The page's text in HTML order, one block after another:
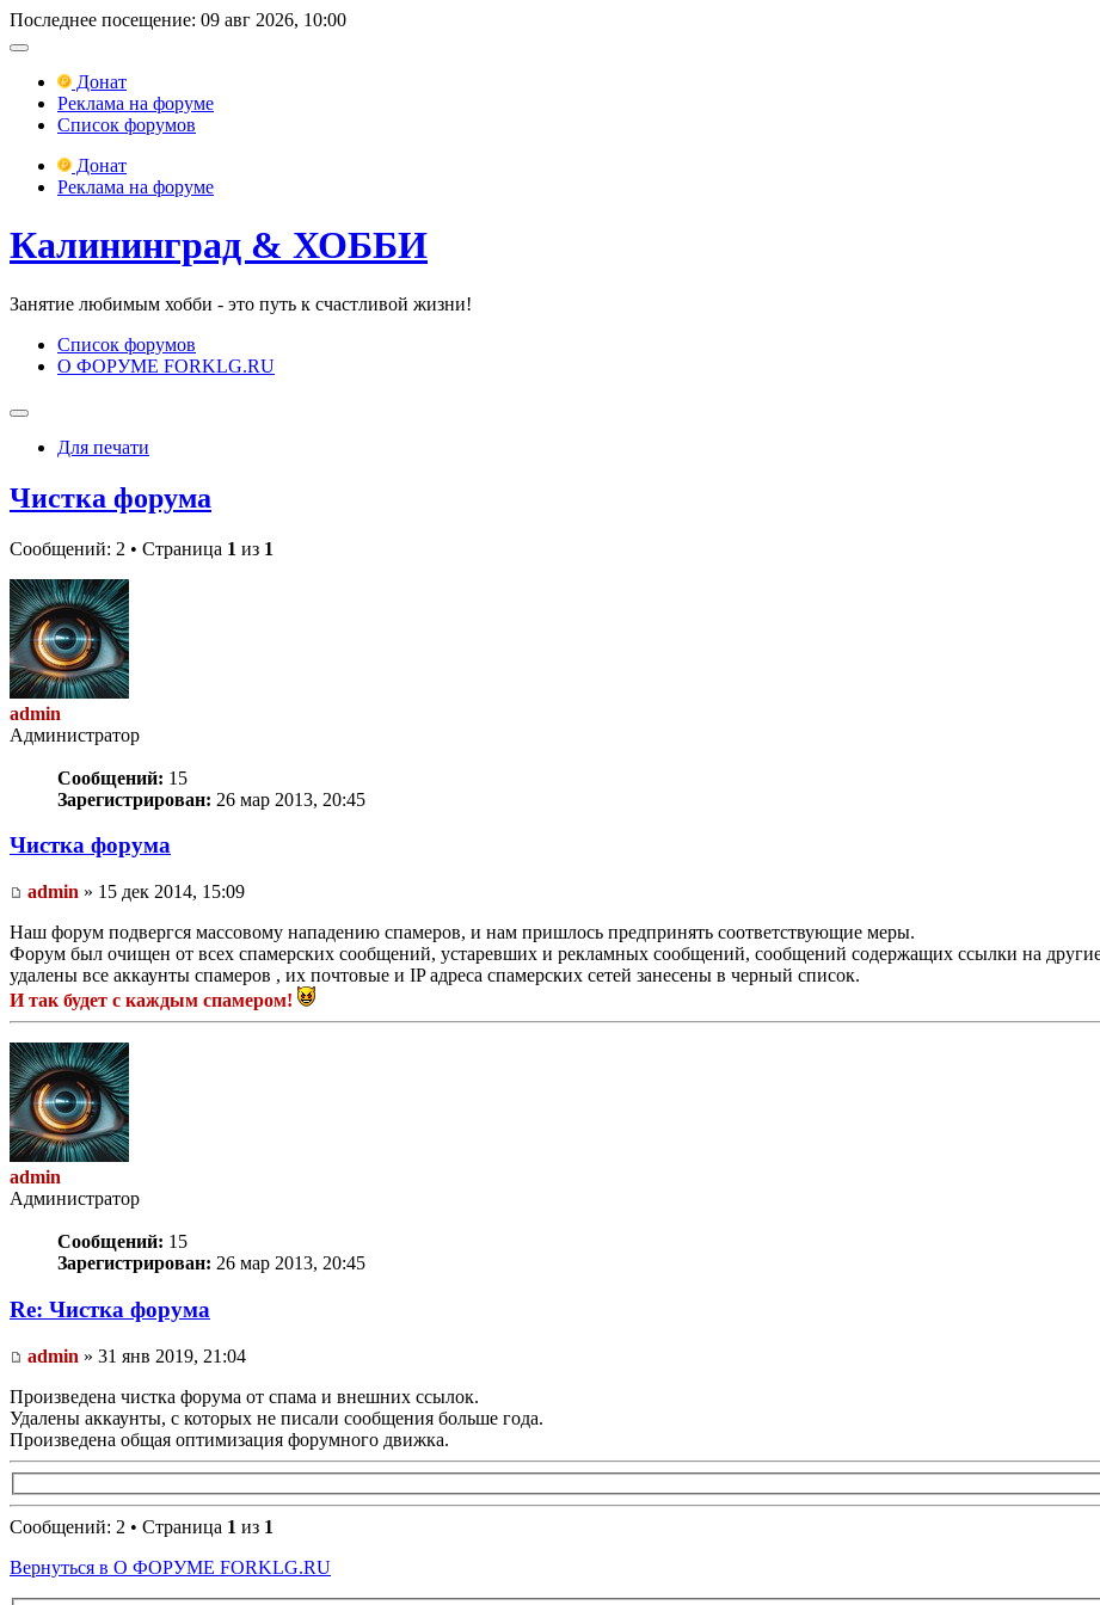
Последнее посещение: 09 авг 2026, 10:00
Донат
Реклама на форуме
Список форумов
Донат
Реклама на форуме
Калининград & ХОББИ
Занятие любимым хобби - это путь к счастливой жизни!
Список форумов
О ФОРУМЕ FORKLG.RU
Для печати
Чистка форума
Сообщений: 2 • Страница 1 из 1
admin
Администратор
Сообщений: 15
Зарегистрирован: 26 мар 2013, 20:45
Чистка форума
admin » 15 дек 2014, 15:09
Наш форум подвергся массовому нападению спамеров, и нам пришлось предпринять соответствующие меры.
Форум был очищен от всех спамерских сообщений, устаревших и рекламных сообщений, сообщений содержащих ссылки на
удалены все аккаунты спамеров , их почтовые и IP адреса спамерских сетей занесены в черный список.
И так будет с каждым спамером!
admin
Администратор
Сообщений: 15
Зарегистрирован: 26 мар 2013, 20:45
Re: Чистка форума
admin » 31 янв 2019, 21:04
Произведена чистка форума от спама и внешних ссылок.
Удалены аккаунты, с которых не писали сообщения больше года.
Произведена общая оптимизация форумного движка.
Сообщений: 2 • Страница 1 из 1
Вернуться в О ФОРУМЕ FORKLG.RU